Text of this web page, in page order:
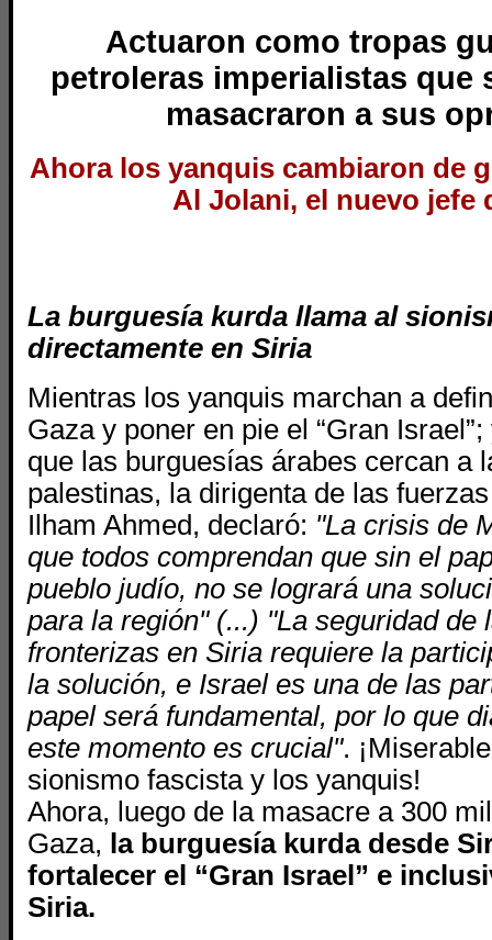
Actuaron como tropas
petroleras imperialistas que
masacraron a sus
Ahora los yanquis cambiaron de
Al Jolani, el nuevo jefe
La burguesía kurda llama al
directamente en Siria
Mientras los yanquis marchan a
Gaza y poner en pie el “Gran
que las burguesías árabes cercan a
palestinas, la dirigenta de las
Ilham Ahmed, declaró: "La crisis de
que todos comprendan que sin el
pueblo judío, no se logrará una
para la región" (...) "La seguridad de
fronterizas en Siria requiere la
la solución, e Israel es una de las
papel será fundamental, por lo que
este momento es crucial".
sionismo fascista y los yanquis!
Ahora, luego de la masacre a 300
Gaza, la burguesía kurda desde
fortalecer el “Gran Israel” e
Siria.